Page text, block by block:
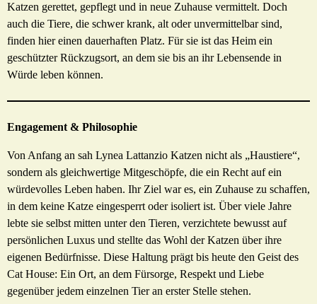
Katzen gerettet, gepflegt und in neue Zuhause vermittelt. Doch
auch die Tiere, die schwer krank, alt oder unvermittelbar sind,
finden hier einen dauerhaften Platz. Für sie ist das Heim ein
geschützter Rückzugsort, an dem sie bis an ihr Lebensende in
Würde leben können.
Engagement & Philosophie
Von Anfang an sah Lynea Lattanzio Katzen nicht als „Haustiere“,
sondern als gleichwertige Mitgeschöpfe, die ein Recht auf ein
würdevolles Leben haben. Ihr Ziel war es, ein Zuhause zu schaffen,
in dem keine Katze eingesperrt oder isoliert ist. Über viele Jahre
lebte sie selbst mitten unter den Tieren, verzichtete bewusst auf
persönlichen Luxus und stellte das Wohl der Katzen über ihre
eigenen Bedürfnisse. Diese Haltung prägt bis heute den Geist des
Cat House: Ein Ort, an dem Fürsorge, Respekt und Liebe
gegenüber jedem einzelnen Tier an erster Stelle stehen.